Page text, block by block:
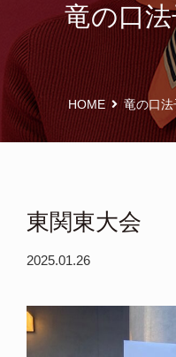
竜の口
HOME 竜の口
東関東大会
2025.01.26